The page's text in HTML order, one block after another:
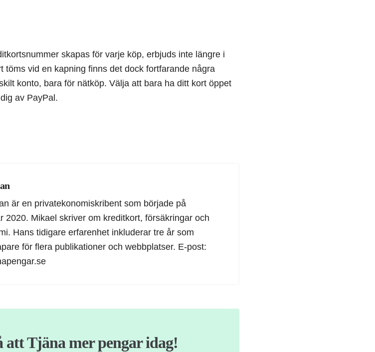
skapas för varje köp, erbjuds inte längre i
töms vid en kapning finns det dock fortfarande några
konto, bara för nätköp. Välja att bara ha ditt kort öppet
av PayPal.
är en privatekonomiskribent som började på
2020. Mikael skriver om kreditkort, försäkringar och
Hans tidigare erfarenhet inkluderar tre år som
för flera publikationer och webbplatser. E-post:
att Tjäna mer pengar idag!